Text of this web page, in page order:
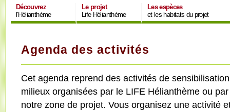
Découvrez
l'Hélianthème
Le projet
Life Hélianthème
Les espèces
et les habitats du projet
Agenda des activités
Cet agenda reprend des activités de
milieux organisées par le LIFE Hélianthème ou
notre zone de projet. Vous organisez une activité